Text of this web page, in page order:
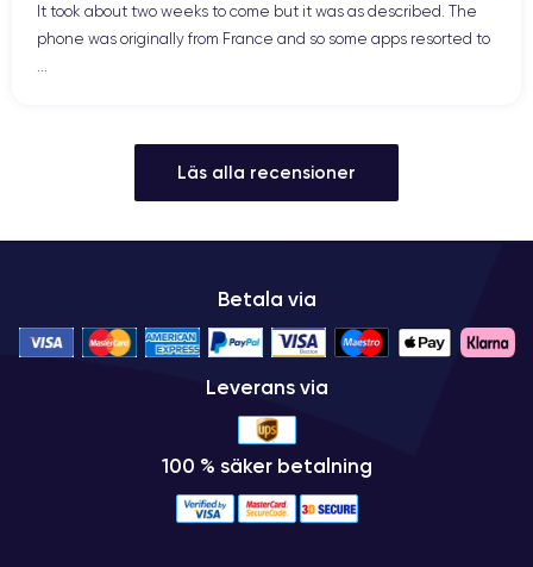
It took about two weeks to come but it was as described. The
phone was originally from France and so some apps resorted to
Läs alla recensioner
Betala via
Leverans via
100 % säker betalning